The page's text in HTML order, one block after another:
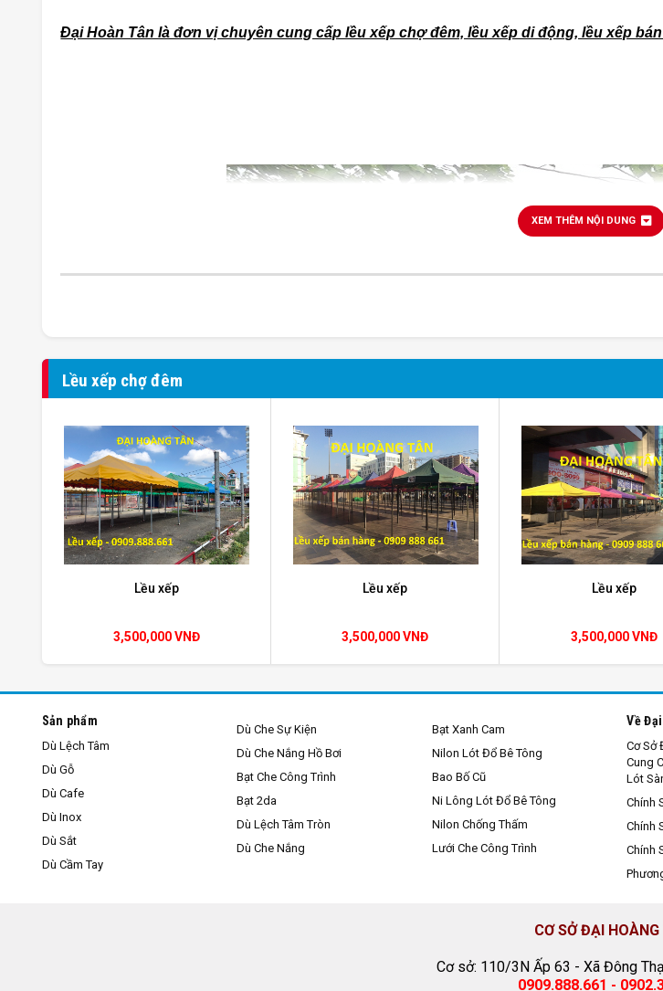
Đại Hoàn Tân là đơn vị chuyên cung cấp lều xếp chợ đêm, lều xếp di động, lều xếp
XEM THÊM NỘI DUNG
Lều xếp chợ đêm
Lều xếp
3,500,000 VNĐ
Lều xếp
3,500,000 VNĐ
Lều xếp
3,500,000 VNĐ
Sản phẩm
Dù Lệch Tâm
Dù Gỗ
Dù Cafe
Dù Inox
Dù Sắt
Dù Cầm Tay
Dù Che Sự Kiện
Dù Che Nắng Hồ Bơi
Bạt Che Công Trình
Bạt 2da
Dù Lệch Tâm Tròn
Dù Che Nắng
Bạt Xanh Cam
Nilon Lót Đổ Bê Tông
Bao Bố Cũ
Ni Lông Lót Đổ Bê Tông
Nilon Chống Thấm
Lưới Che Công Trình
Về
Cơ Sở
Cung
Lót
Chính
Chính
Chính
CƠ SỞ ĐẠI
Cơ sở: 110/3N Ấp 63 - Xã Đông
0909.888.661 -